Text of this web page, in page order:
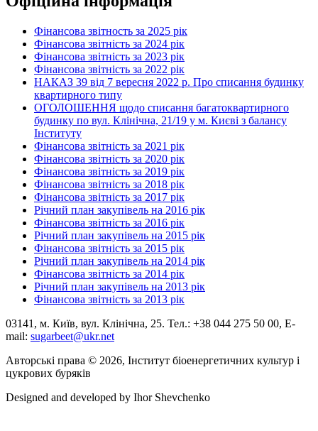
Фінансова звітность за 2025 рік
Фінансова звітність за 2024 рік
Фінансова звітність за 2023 рік
Фінансова звітність за 2022 рік
НАКАЗ 39 від 7 вересня 2022 р. Про списання будинку
квартирного типу
ОГОЛОШЕННЯ щодо списання багатоквартирного
будинку по вул. Клінічна, 21/19 у м. Києві з балансу
Інституту
Фінансова звітність за 2021 рік
Фінансова звітність за 2020 рік
Фінансова звітність за 2019 рік
Фінансова звітність за 2018 рік
Фінансова звітність за 2017 рік
Річний план закупівель на 2016 рік
Фінансова звітність за 2016 рік
Річний план закупівель на 2015 рік
Фінансова звітність за 2015 рік
Річний план закупівель на 2014 рік
Фінансова звітність за 2014 рік
Річний план закупівель на 2013 рік
Фінансова звітність за 2013 рік
03141, м. Київ, вул. Клінічна, 25. Тел.: +38 044 275 50 00, E-
mail: sugarbeet@ukr.net
Авторські права © 2026, Інститут біоенергетичних культур і
цукрових буряків
Designed and developed by Ihor Shevchenko